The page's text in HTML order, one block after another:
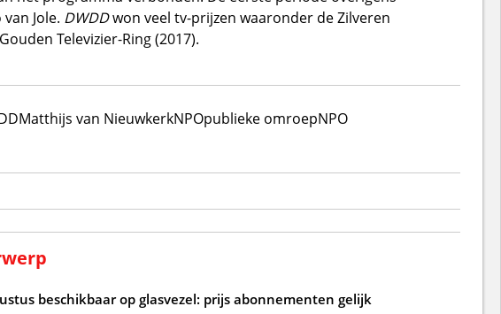
Jole. DWDDwon veel tv-prijzen waaronder de Zilveren
Televizier-Ring (2017).
Matthijs van NieuwkerkNPOpublieke omroepNPO
beschikbaar op glasvezel: prijs abonnementen gelijk